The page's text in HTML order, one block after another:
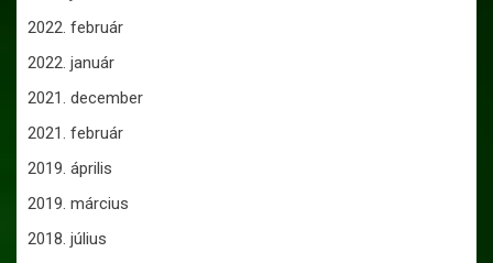
2022. február
2022. január
2021. december
2021. február
2019. április
2019. március
2018. július